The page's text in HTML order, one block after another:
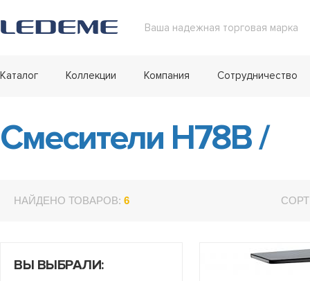
Ваша надежная торговая марка
Каталог Коллекции Компания Сотрудничество
Смесители H78B/
НАЙДЕНО ТОВАРОВ: 6
ВЫ ВЫБРАЛИ: